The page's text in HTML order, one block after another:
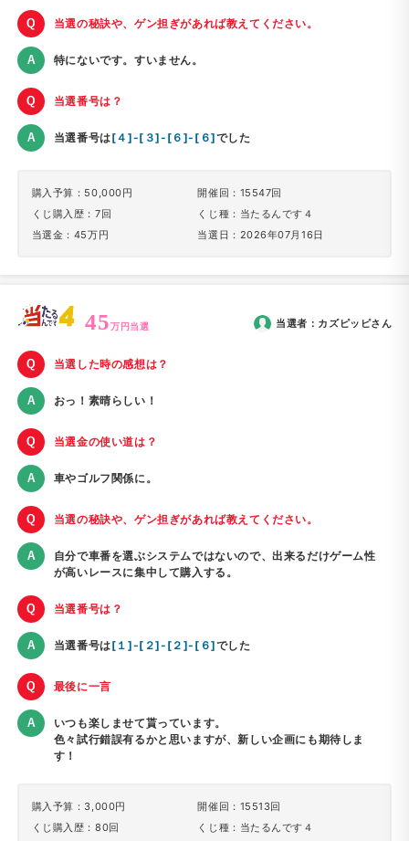
当選の秘訣や、ゲン担ぎがあれば教えてください。
特にないです。すいません。
当選番号は？
当選番号は[４]-[３]-[６]-[６]でした
購入予算：50,000円
くじ購入歴：7回
当選金：45万円
開催回：15547回
くじ種：当たるんです４
当選日：2026年07月16日
45万円当選 当選者： カズピッピさん
当選した時の感想は？
おっ！素晴らしい！
当選金の使い道は？
車やゴルフ関係に。
当選の秘訣や、ゲン担ぎがあれば教えてください。
自分で車番を選ぶシステムではないので、出来るだけゲーム性
が高いレースに集中して購入する。
当選番号は？
当選番号は[１]-[２]-[２]-[６]でした
最後に一言
いつも楽しませて貰っています。
色々試行錯誤有るかと思いますが、新しい企画にも期待しま
す！
購入予算：3,000円
くじ購入歴：80回
開催回：15513回
くじ種：当たるんです４